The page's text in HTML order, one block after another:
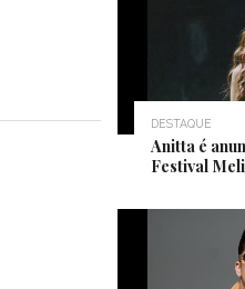
DESTAQUE
Anitta é
Festival